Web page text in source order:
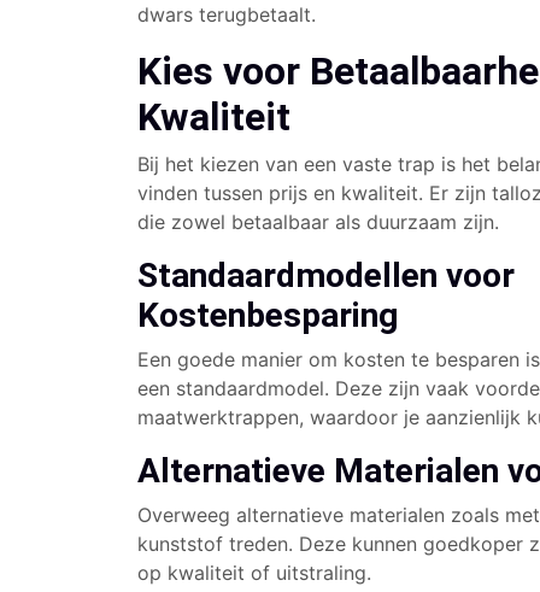
dwars terugbetaalt.
Kies voor
Kwaliteit
Bij het kiezen van een vaste trap is het
vinden tussen prijs en kwaliteit. Er zijn
die zowel betaalbaar als duurzaam zijn.
Standaardmodellen voor
Kostenbesparing
Een goede manier om kosten te besparen
een standaardmodel. Deze zijn vaak
maatwerktrappen, waardoor je aanzienlijk
Alternatieve Materialen
Overweeg alternatieve materialen zoals
kunststof treden. Deze kunnen goedkoper
op kwaliteit of uitstraling.